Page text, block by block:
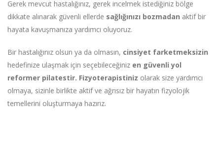
Gerek mevcut hastalığınız, gerek incelmek istediğiniz bölge
dikkate alınarak güvenli ellerde sağlığınızı bozmadan aktif bir
hayata kavuşmanıza yardımcı oluyoruz.
Bir hastalığınız olsun ya da olmasın, cinsiyet farketmeksizin
hedefinize ulaşmak için seçebileceğiniz en güvenli yol
reformer pilatestir. Fizyoterapistiniz olarak size yardımcı
olmaya, sizinle birlikte aktif ve ağrısız bir hayatın fizyolojik
temellerini oluşturmaya hazırız.